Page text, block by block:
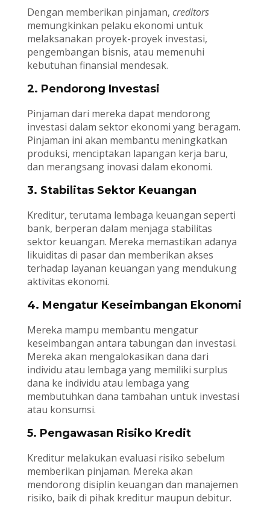
Dengan memberikan pinjaman, creditors
memungkinkan pelaku ekonomi untuk
melaksanakan proyek-proyek investasi,
pengembangan bisnis, atau memenuhi
kebutuhan finansial mendesak.
2. Pendorong Investasi
Pinjaman dari mereka dapat mendorong
investasi dalam sektor ekonomi yang beragam.
Pinjaman ini akan membantu meningkatkan
produksi, menciptakan lapangan kerja baru,
dan merangsang inovasi dalam ekonomi.
3. Stabilitas Sektor Keuangan
Kreditur, terutama lembaga keuangan seperti
bank, berperan dalam menjaga stabilitas
sektor keuangan. Mereka memastikan adanya
likuiditas di pasar dan memberikan akses
terhadap layanan keuangan yang mendukung
aktivitas ekonomi.
4. Mengatur Keseimbangan Ekonomi
Mereka mampu membantu mengatur
keseimbangan antara tabungan dan investasi.
Mereka akan mengalokasikan dana dari
individu atau lembaga yang memiliki surplus
dana ke individu atau lembaga yang
membutuhkan dana tambahan untuk investasi
atau konsumsi.
5. Pengawasan Risiko Kredit
Kreditur melakukan evaluasi risiko sebelum
memberikan pinjaman. Mereka akan
mendorong disiplin keuangan dan manajemen
risiko, baik di pihak kreditur maupun debitur.